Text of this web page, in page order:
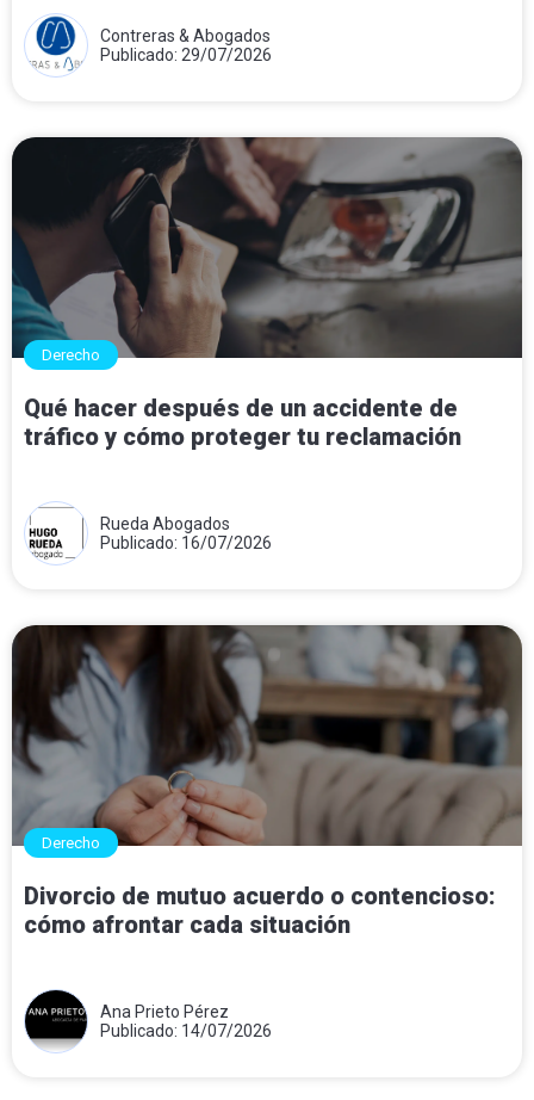
Contreras & Abogados
Publicado: 29/07/2026
Derecho
Qué hacer después de un accidente de
tráfico y cómo proteger tu reclamación
Rueda Abogados
Publicado: 16/07/2026
Derecho
Divorcio de mutuo acuerdo o contencioso:
cómo afrontar cada situación
Ana Prieto Pérez
Publicado: 14/07/2026